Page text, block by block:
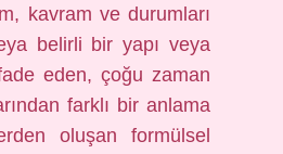
kavram ve durumları
belirli bir yapı veya
eden, çoğu zaman
farklı bir anlama
oluşan formülsel